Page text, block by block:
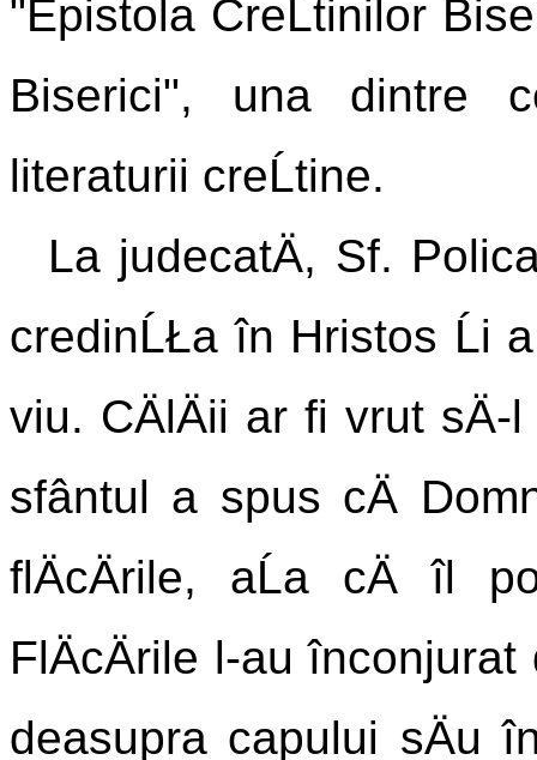
"Epistola CreĹtinilor
Biserici", una dintre
literaturii creĹtine.
La judecatÄ, Sf.
credinĹŁa în Hristos Ĺi
viu. CÄlÄii ar fi vrut
sfântul a spus cÄ
flÄcÄrile, aĹa cÄ
FlÄcÄrile l-au
deasupra capului sÄu în